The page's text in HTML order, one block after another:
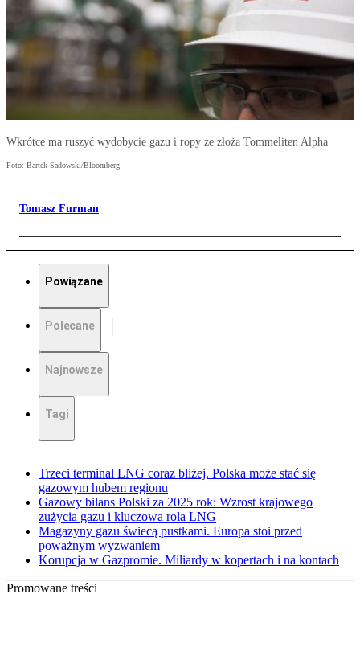
Wkrótce ma ruszyć wydobycie gazu i ropy ze złoża Tommeliten Alpha
Foto: Bartek Sadowski/Bloomberg
Tomasz Furman
Powiązane
Polecane
Najnowsze
Tagi
Trzeci terminal LNG coraz bliżej. Polska może stać się
gazowym hubem regionu
Gazowy bilans Polski za 2025 rok: Wzrost krajowego
zużycia gazu i kluczowa rola LNG
Magazyny gazu świecą pustkami. Europa stoi przed
poważnym wyzwaniem
Korupcja w Gazpromie. Miliardy w kopertach i na kontach
Promowane treści